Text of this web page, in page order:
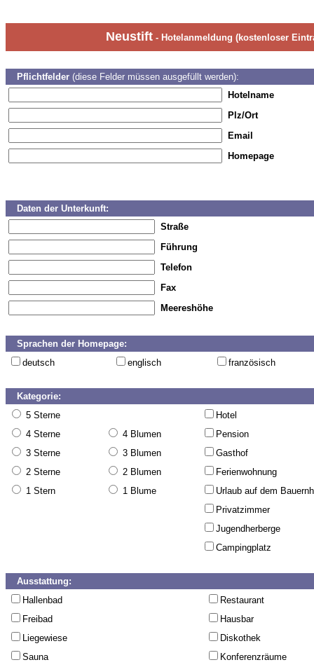
Neustift - Hotelanmeldung (kostenloser
Pflichtfelder (diese Felder müssen ausgefüllt werden):
Hotelname
Plz/Ort
Email
Homepage
Daten der Unterkunft:
Straße
Führung
Telefon
Fax
Meereshöhe
Sprachen der Homepage:
deutsch
englisch französisch
Kategorie:
5 Sterne
Hotel
4 Sterne
4 Blumen
Pension
3 Sterne
3 Blumen
Gasthof
2 Sterne
2 Blumen
Ferienwohnung
1 Stern
1 Blume
Urlaub auf dem
Privatzimmer
Jugendherberge
Campingplatz
Ausstattung:
Hallenbad
Restaurant
Freibad
Hausbar
Liegewiese
Diskothek
Sauna
Konferenzräume